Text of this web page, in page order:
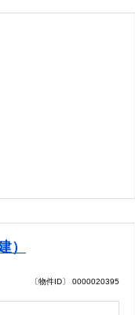
）
〔物件ID〕 0000020395